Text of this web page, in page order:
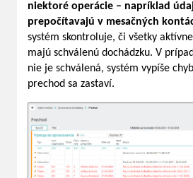
niektoré operácie – napríklad
prepočítavajú v mesačných
systém skontroluje, či všetky
majú schválenú dochádzku. V
nie je schválená, systém vypíše
prechod sa zastaví.